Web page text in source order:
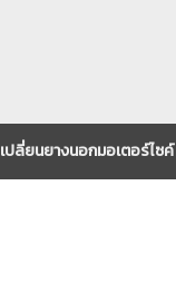
เปลี่ยนยางนอกมอเตอร์ไซค์